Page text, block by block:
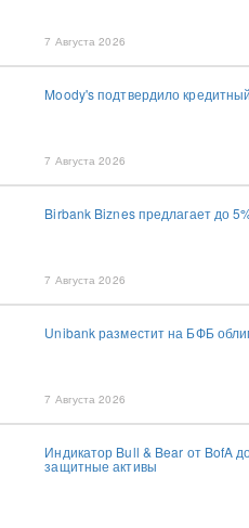
7 Августа 2026
Moody's подтвердило
7 Августа 2026
Birbank Biznes предлагает до
7 Августа 2026
Unibank разместит на БФБ
7 Августа 2026
Индикатор Bull & Bear от BofA
защитные активы